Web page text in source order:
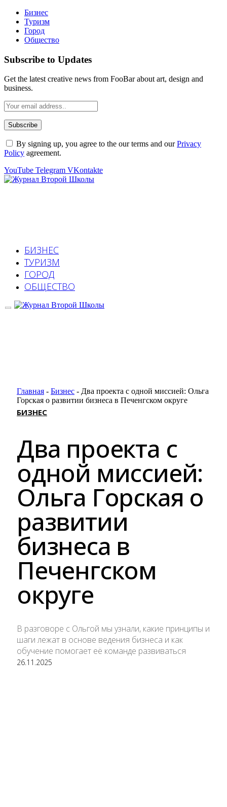
Бизнес
Туризм
Город
Общество
Subscribe to Updates
Get the latest creative news from FooBar about art, design and
business.
By signing up, you agree to the our terms and ourPrivacy
Policy agreement.
YouTube Telegram VKontakte
БИЗНЕС
ТУРИЗМ
ГОРОД
ОБЩЕСТВО
Главная - Бизнес - Два проекта с одной миссией: Ольга
Горская о развитии бизнеса в Печенгском округе
БИЗНЕС
Два проекта с
одной миссией:
Ольга Горская о
развитии
бизнеса в
Печенгском
округе
В разговоре с Ольгой мы узнали, какие принципы и
шаги лежат в основе ведения бизнеса и как
обучение помогает её команде развиваться
26.11.2025